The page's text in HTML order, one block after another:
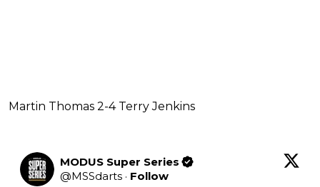
Martin Thomas 2-4 Terry Jenkins
MODUS Super Series
@MSSdarts · Follow